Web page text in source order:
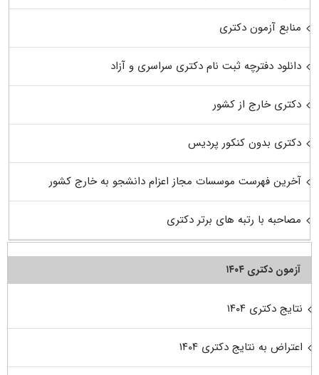
منابع آزمون دکتری
دانلود دفترچه ثبت نام دکتری سراسری و آزاد
دکتری خارج از کشور
دکتری بدون کنکور پردیس
آخرین فهرست موسسات مجاز اعزام دانشجو به خارج کشور
مصاحبه با رتبه های برتر دکتری
آزمون دکتری ۱۴۰۴
نتایج دکتری ۱۴۰۴
اعتراض به نتایج دکتری ۱۴۰۴